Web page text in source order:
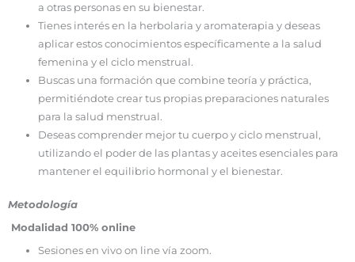
a otras personas en su bienestar.
Tienes interés en la herbolaria y aromaterapia y deseas
aplicar estos conocimientos específicamente a la salud
femenina y el ciclo menstrual.
Buscas una formación que combine teoría y práctica,
permitiéndote crear tus propias preparaciones naturales
para la salud menstrual.
Deseas comprender mejor tu cuerpo y ciclo menstrual,
utilizando el poder de las plantas y aceites esenciales para
mantener el equilibrio hormonal y el bienestar.
Metodología
Modalidad 100% online
Sesiones en vivo on line vía zoom.